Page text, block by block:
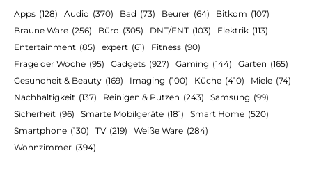
Apps (128) Audio (370) Bad (73) Beurer (64) Bitkom (107)
Braune Ware (256) Büro (305) DNT/FNT (103) Elektrik (113)
Entertainment (85) expert (61) Fitness (90)
Frage der Woche (95) Gadgets (927) Gaming (144) Garten (165)
Gesundheit & Beauty (169) Imaging (100) Küche (410) Miele (74)
Nachhaltigkeit (137) Reinigen & Putzen (243) Samsung (99)
Sicherheit (96) Smarte Mobilgeräte (181) Smart Home (520)
Smartphone (130) TV (219) Weiße Ware (284)
Wohnzimmer (394)